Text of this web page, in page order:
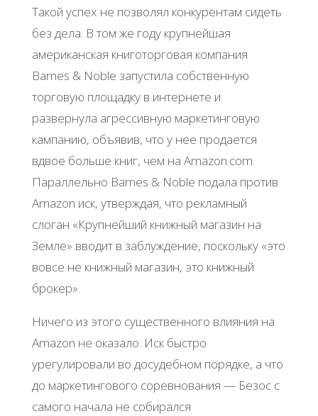
Такой успех не позволял конкурентам сидеть
без дела. В том же году крупнейшая
американская книготорговая компания
Barnes & Noble запустила собственную
торговую площадку в интернете и
развернула агрессивную маркетинговую
кампанию, объявив, что у нее продается
вдвое больше книг, чем на Amazon.com.
Параллельно Barnes & Noble подала против
Amazon иск, утверждая, что рекламный
слоган «Крупнейший книжный магазин на
Земле» вводит в заблуждение, поскольку «это
вовсе не книжный магазин, это книжный
брокер».
Ничего из этого существенного влияния на
Amazon не оказало. Иск быстро
урегулировали во досудебном порядке, а что
до маркетингового соревнования — Безос с
самого начала не собирался